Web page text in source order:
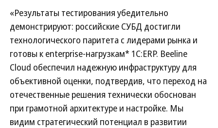
«Результаты тестирования убедительно
демонстрируют: российские СУБД достигли
технологического паритета с лидерами рынка и
готовы к enterprise-нагрузкам* 1С:ERP. Beeline
Cloud обеспечил надежную инфраструктуру для
объективной оценки, подтвердив, что переход на
отечественные решения технически обоснован
при грамотной архитектуре и настройке. Мы
видим стратегический потенциал в развитии